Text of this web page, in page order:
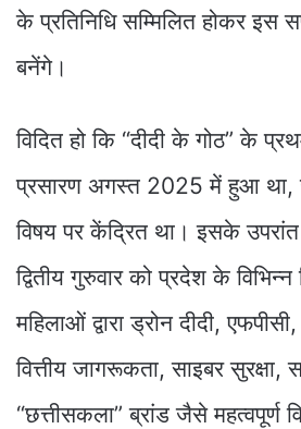
के प्रतिनिधि सम्मिलित होकर इस
बनेंगे।
विदित हो कि “दीदी के गोठ” के
प्रसारण अगस्त 2025 में हुआ था,
विषय पर केंद्रित था। इसके
द्वितीय गुरुवार को प्रदेश के
महिलाओं द्वारा ड्रोन दीदी,
वित्तीय जागरूकता, साइबर सुरक्षा,
“छत्तीसकला” ब्रांड जैसे महत्वपूर्ण